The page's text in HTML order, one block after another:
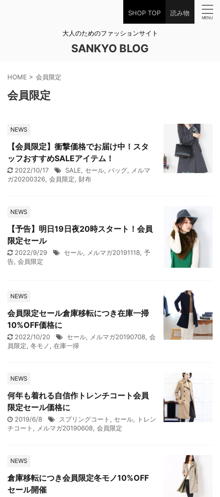
SHOP TOP 読み物
大人のためのファッションサイト
SANKYO BLOG
HOME > 会員限定
会員限定
NEWS
【会員限定】衝撃価格でお届け中！スタ
ッフおすすめSALEアイテム！
2022/10/17 SALE, セール, バッグ, メルマ
ガ20200326, 会員限定, 財布
NEWS
【予告】明日19日夜20時スタート！会員
限定セール
2022/9/29 セール, メルマガ20191118, 予
告, 会員限定
NEWS
会員限定セール倉庫移転につき在庫一掃
10%OFF価格に
2022/10/20 セール, メルマガ20190708, 会
員限定, 冬モノ, 在庫一掃
NEWS
何年も着れる自信作トレンチコート会員
限定セール価格に
2019/6/8 スプリングコート , セール, トレン
チコート , メルマガ20190608, 会員限定
NEWS
倉庫移転につき会員限定冬モノ10%OFF
セール開催